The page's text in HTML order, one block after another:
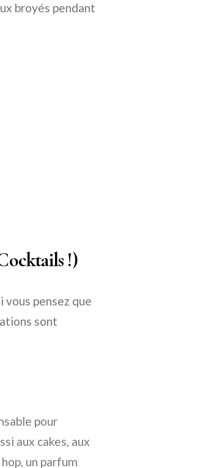
broyés pendant
!)
vous pensez que
sont
pour
aux cakes, aux
un parfum